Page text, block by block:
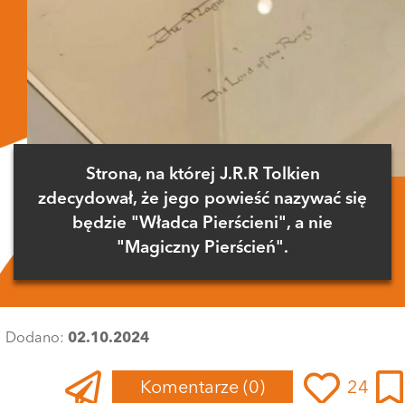
Strona, na której J.R.R Tolkien
zdecydował, że jego powieść nazywać się
będzie "Władca Pierścieni", a nie
"Magiczny Pierścień".
Dodano: 02.10.2024
Komentarze (0) 24